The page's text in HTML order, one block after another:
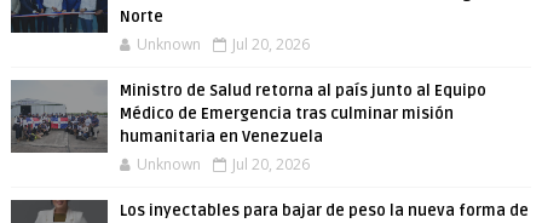
Norte
Unknown Jul 20, 2026
Ministro de Salud retorna al país junto al Equipo
Médico de Emergencia tras culminar misión
humanitaria en Venezuela
Unknown Jul 20, 2026
Los inyectables para bajar de peso la nueva forma de